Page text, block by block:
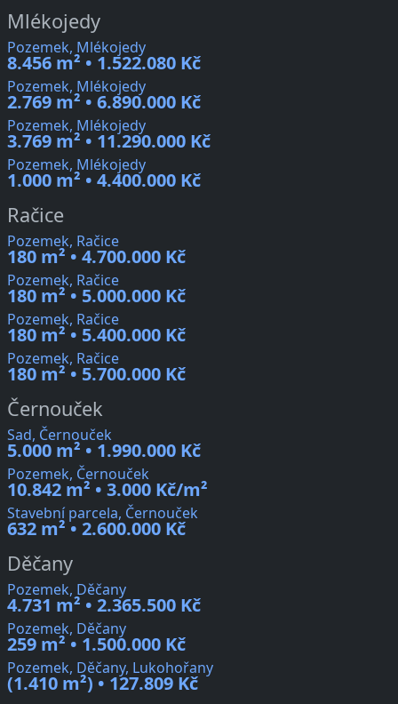
Mlékojedy
Pozemek, Mlékojedy
8.456 m² • 1.522.080 Kč
Pozemek, Mlékojedy
2.769 m² • 6.890.000 Kč
Pozemek, Mlékojedy
3.769 m² • 11.290.000 Kč
Pozemek, Mlékojedy
1.000 m² • 4.400.000 Kč
Račice
Pozemek, Račice
180 m² • 4.700.000 Kč
Pozemek, Račice
180 m² • 5.000.000 Kč
Pozemek, Račice
180 m² • 5.400.000 Kč
Pozemek, Račice
180 m² • 5.700.000 Kč
Černouček
Sad, Černouček
5.000 m² • 1.990.000 Kč
Pozemek, Černouček
10.842 m² • 3.000 Kč/m²
Stavební parcela, Černouček
632 m² • 2.600.000 Kč
Děčany
Pozemek, Děčany
4.731 m² • 2.365.500 Kč
Pozemek, Děčany
259 m² • 1.500.000 Kč
Pozemek, Děčany, Lukohořany
(1.410 m²) • 127.809 Kč